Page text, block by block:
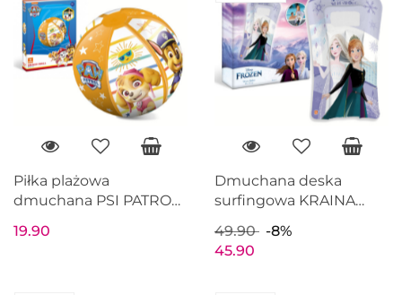
Piłka plażowa
dmuchana PSI PATROL
MONDO 16630
19.90
Dmuchana deska
surfingowa KRAINA
MONDO 16904
49.90
-8%
45.90